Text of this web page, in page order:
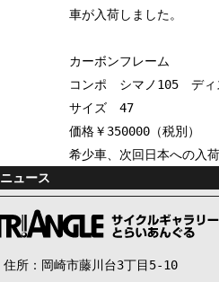
車が入荷しました。
カーボンフレーム
コンポ シマノ105 ディ
サイズ 47
価格￥350000（税別）
希少車、次回日本への入
ニュース
住所：岡崎市藤川台3丁目5-10